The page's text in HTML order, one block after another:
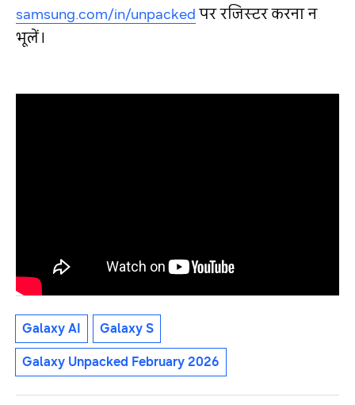
samsung.com/in/unpacked पर रजिस्टर करना न
भूलें।
Galaxy AI
Galaxy S
Galaxy Unpacked February 2026